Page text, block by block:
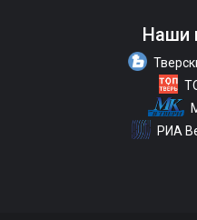
Наши
РИА